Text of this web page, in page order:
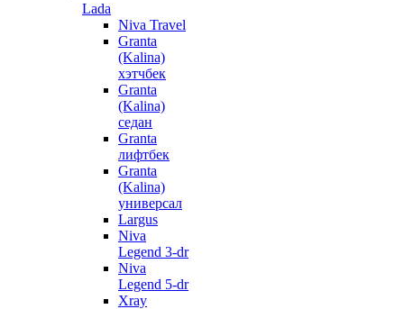
Lada
Niva Travel
Granta
(Kalina)
хэтчбек
Granta
(Kalina)
седан
Granta
лифтбек
Granta
(Kalina)
универсал
Largus
Niva
Legend 3-dr
Niva
Legend 5-dr
Xray